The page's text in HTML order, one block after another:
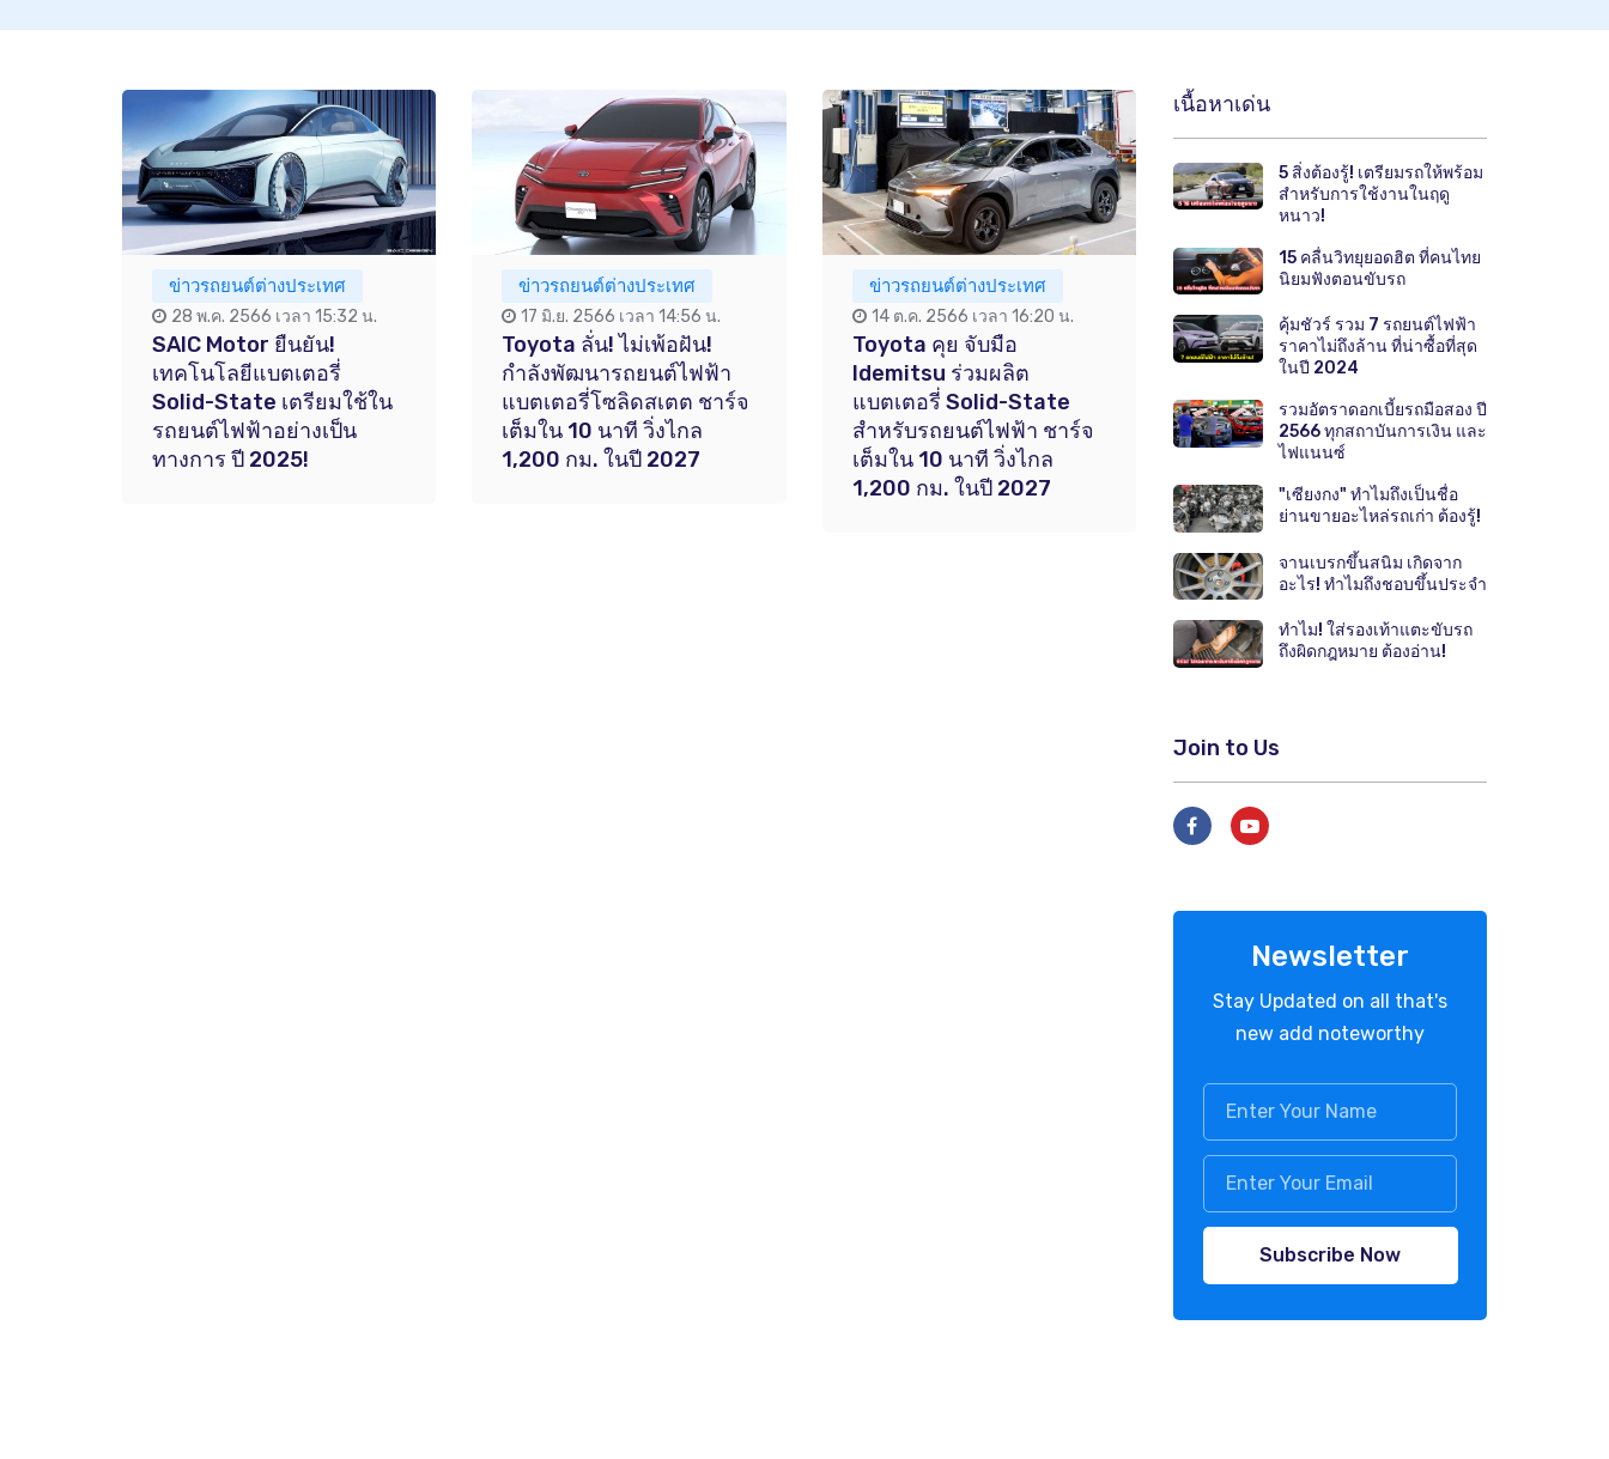
ข่าวรถยนต์ต่างประเทศ
28 พ.ค. 2566 เวลา 15:32 น.
SAIC Motor ยืนยัน!
เทคโนโลยีแบตเตอรี่
Solid-State เตรียมใช้ใน
รถยนต์ไฟฟ้าอย่างเป็น
ทางการ ปี 2025!
ข่าวรถยนต์ต่างประเทศ
17 มิ.ย. 2566 เวลา 14:56 น.
Toyota ลั่น! ไม่เพ้อฝัน!
กำลังพัฒนารถยนต์ไฟฟ้า
แบตเตอรี่โซลิดสเตต ชาร์จ
เต็มใน 10 นาที วิ่งไกล
1,200 กม. ในปี 2027
ข่าวรถยนต์ต่างประเทศ
14 ต.ค. 2566 เวลา 16:20 น.
Toyota คุย จับมือ
Idemitsu ร่วมผลิต
แบตเตอรี่ Solid-State
สำหรับรถยนต์ไฟฟ้า ชาร์จ
เต็มใน 10 นาที วิ่งไกล
1,200 กม. ในปี 2027
เนื้อหาเด่น
5 สิ่งต้องรู้! เตรียมรถให้พร้อม
สำหรับการใช้งานในฤดู
หนาว!
15 คลื่นวิทยุยอดฮิต ที่คนไทย
นิยมฟังตอนขับรถ
คุ้มชัวร์ รวม 7 รถยนต์ไฟฟ้า
ราคาไม่ถึงล้าน ที่น่าซื้อที่สุด
ในปี 2024
รวมอัตราดอกเบี้ยรถมือสอง ปี
2566 ทุกสถาบันการเงิน และ
ไฟแนนซ์
"เซียงกง" ทำไมถึงเป็นชื่อ
ย่านขายอะไหล่รถเก่า ต้องรู้!
จานเบรกขึ้นสนิม เกิดจาก
อะไร! ทำไมถึงชอบขึ้นประจำ
ทำไม! ใส่รองเท้าแตะขับรถ
ถึงผิดกฎหมาย ต้องอ่าน!
Join to Us
Newsletter
Stay Updated on all that's
new add noteworthy
Subscribe Now